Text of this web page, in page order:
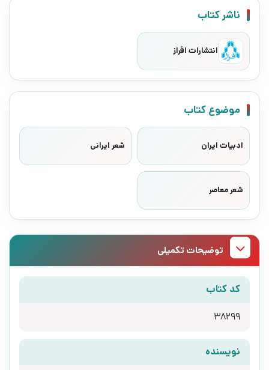
ناشر کتاب
انتشارات افراز
موضوع کتاب
ادبیات ایران شعر ایرانی
شعر معاصر
توضیحات تکمیلی
کد کتاب
38299
نویسنده